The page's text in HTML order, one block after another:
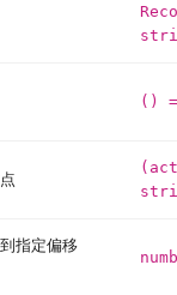
()
指定偏移